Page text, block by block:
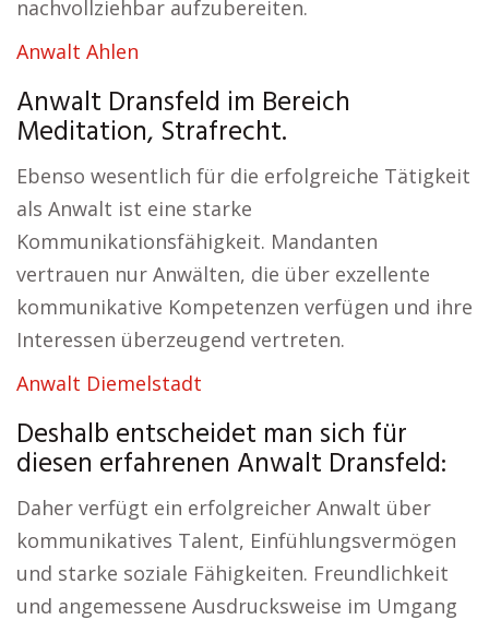
nachvollziehbar aufzubereiten.
Anwalt Ahlen
Anwalt Dransfeld im Bereich
Meditation, Strafrecht.
Ebenso wesentlich für die erfolgreiche Tätigkeit
als Anwalt ist eine starke
Kommunikationsfähigkeit. Mandanten
vertrauen nur Anwälten, die über exzellente
kommunikative Kompetenzen verfügen und ihre
Interessen überzeugend vertreten.
Anwalt Diemelstadt
Deshalb entscheidet man sich für
diesen erfahrenen Anwalt Dransfeld:
Daher verfügt ein erfolgreicher Anwalt über
kommunikatives Talent, Einfühlungsvermögen
und starke soziale Fähigkeiten. Freundlichkeit
und angemessene Ausdrucksweise im Umgang